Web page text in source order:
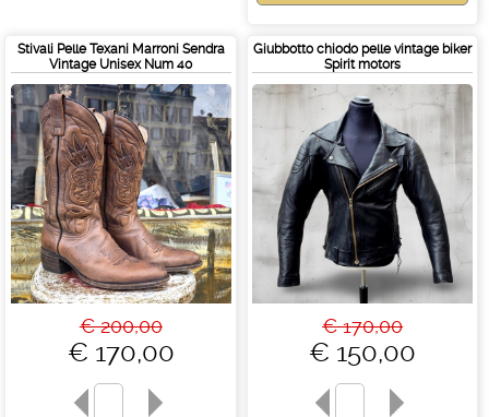
Stivali Pelle Texani Marroni Sendra
Vintage Unisex Num 40
€ 200,00
€ 170,00
Giubbotto chiodo pelle vintage biker
Spirit motors
€ 170,00
€ 150,00